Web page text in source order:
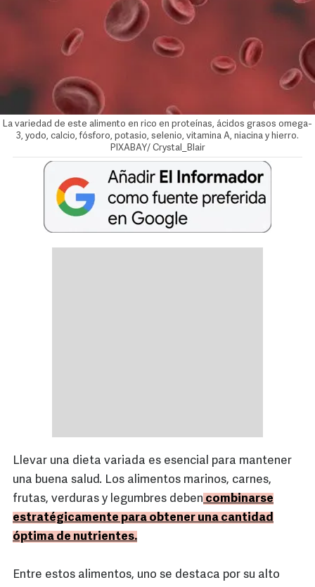
La variedad de este alimento en rico en proteínas, ácidos grasos omega-
3, yodo, calcio, fósforo, potasio, selenio, vitamina A, niacina y hierro.
PIXABAY/ Crystal_Blair
Llevar una dieta variada es esencial para mantener
una buena salud. Los alimentos marinos, carnes,
frutas, verduras y legumbres deben combinarse
estratégicamente para obtener una cantidad
óptima de nutrientes.
Entre estos alimentos, uno se destaca por su alto